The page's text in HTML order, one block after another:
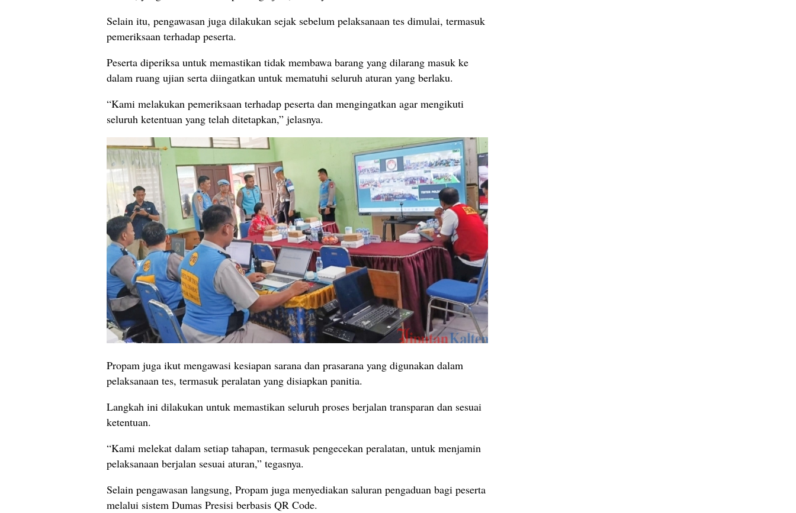
Selain itu, pengawasan juga dilakukan sejak sebelum pelaksanaan tes dimulai, termasuk
pemeriksaan terhadap peserta.
Peserta diperiksa untuk memastikan tidak membawa barang yang dilarang masuk ke
dalam ruang ujian serta diingatkan untuk mematuhi seluruh aturan yang berlaku.
“Kami melakukan pemeriksaan terhadap peserta dan mengingatkan agar mengikuti
seluruh ketentuan yang telah ditetapkan,” jelasnya.
Propam juga ikut mengawasi kesiapan sarana dan prasarana yang digunakan dalam
pelaksanaan tes, termasuk peralatan yang disiapkan panitia.
Langkah ini dilakukan untuk memastikan seluruh proses berjalan transparan dan sesuai
ketentuan.
“Kami melekat dalam setiap tahapan, termasuk pengecekan peralatan, untuk menjamin
pelaksanaan berjalan sesuai aturan,” tegasnya.
Selain pengawasan langsung, Propam juga menyediakan saluran pengaduan bagi peserta
melalui sistem Dumas Presisi berbasis QR Code.